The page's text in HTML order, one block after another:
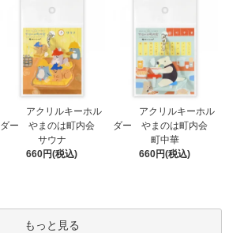
アクリルキーホル
ダー やまのは町内会
サウナ
660円(税込)
アクリルキーホル
ダー やまのは町内会
町中華
660円(税込)
もっと見る